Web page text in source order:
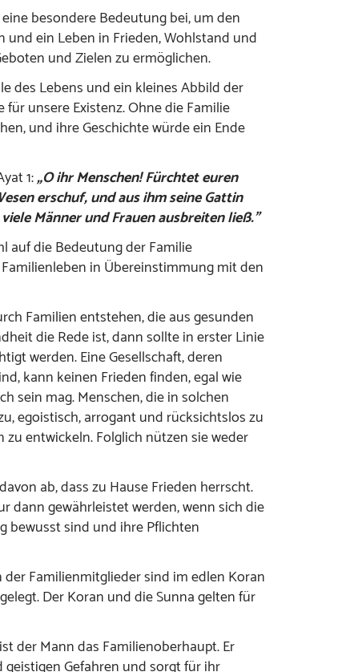
besondere Bedeutung bei, um den
ein Leben in Frieden, Wohlstand und
und Zielen zu ermöglichen.
des Lebens und ein kleines Abbild der
für unsere Existenz. Ohne die Familie
und ihre Geschichte würde ein Ende
1:„O ihr Menschen! Fürchtet euren
erschuf, und aus ihm seine Gattin
Männer und Frauen ausbreiten ließ.”
auf die Bedeutung der Familie
in Übereinstimmung mit den
Familien entstehen, die aus gesunden
die Rede ist, dann sollte in erster Linie
werden. Eine Gesellschaft, deren
kann keinen Frieden finden, egal wie
sein mag. Menschen, die in solchen
egoistisch, arrogant und rücksichtslos zu
entwickeln. Folglich nützen sie weder
ab, dass zu Hause Frieden herrscht.
dann gewährleistet werden, wenn sich die
bewusst sind und ihre Pflichten
Familienmitglieder sind im edlen Koran
Der Koran und die Sunna gelten für
der Mann das Familienoberhaupt. Er
Gefahren und sorgt für ihr